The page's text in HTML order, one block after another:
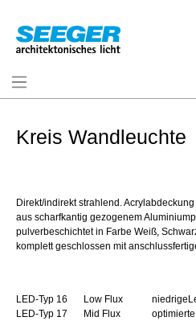
Kreis Wandleuchte
Direkt/indirekt strahlend.
aus scharfkantig gezogenem
pulverbeschichtet in Farbe Weiß,
komplett geschlossen mit
LED-Typ 16 Low Flux
LED-Typ 17
Mid Flux